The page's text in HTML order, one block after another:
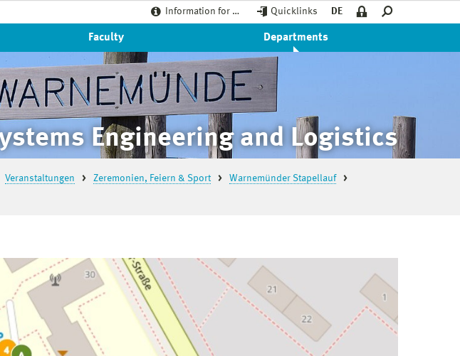
Information for … Quicklinks DE
Faculty Departments
Engineering and Logistics
Veranstaltungen Zeremonien, Feiern & Sport
Warnemünder Stapellauf